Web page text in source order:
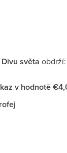
světa obdrží:
v hodnotě